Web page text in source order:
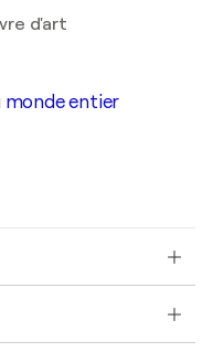
d'art
monde entier